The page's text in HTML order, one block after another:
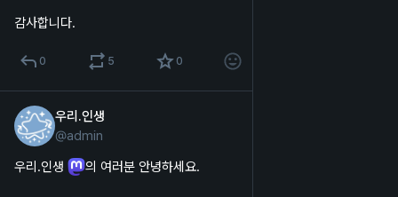
감사합니다.
0 5 0
우리.인생
@admin
우리.인생
의 여러분 안녕하세요.